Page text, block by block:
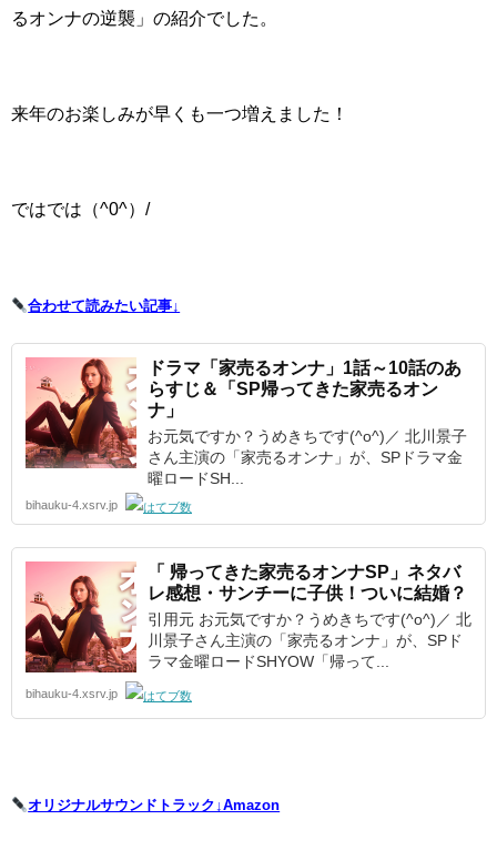
るオンナの逆襲」の紹介でした。
来年のお楽しみが早くも一つ増えました！
ではでは（^0^）/
合わせて読みたい記事↓
ドラマ「家売るオンナ」1話～10話のあ
らすじ＆「SP帰ってきた家売るオン
ナ」
お元気ですか？うめきちです(^o^)／ 北川景子
さん主演の「家売るオンナ」が、SPドラマ金
曜ロードSH...
bihauku-4.xsrv.jp
「 帰ってきた家売るオンナSP」ネタバ
レ感想・サンチーに子供！ついに結婚？
引用元 お元気ですか？うめきちです(^o^)／ 北
川景子さん主演の「家売るオンナ」が、SPド
ラマ金曜ロードSHYOW「帰って...
bihauku-4.xsrv.jp
オリジナルサウンドトラック↓Amazon